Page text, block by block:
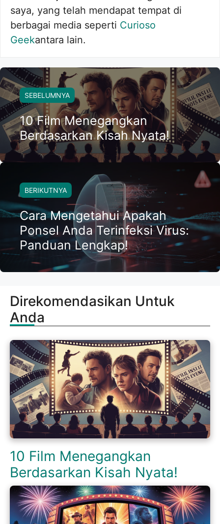
saya, yang telah mendapat tempat di
berbagai media seperti Curioso
Geekantara lain.
SEBELUMNYA
10 Film Menegangkan
Berdasarkan Kisah Nyata!
BERIKUTNYA
Cara Mengetahui Apakah
Ponsel Anda Terinfeksi Virus:
Panduan Lengkap!
Direkomendasikan Untuk
Anda
10 Film Menegangkan
Berdasarkan Kisah Nyata!